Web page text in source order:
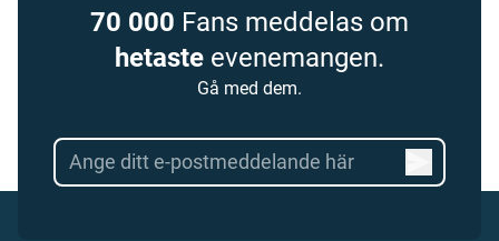
70 000 Fans meddelas om
hetaste evenemangen.
Gå med dem.